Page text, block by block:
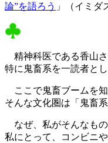
論”を語ろう 」（イミダ
精神科医である香山さ
特に鬼畜系を一読者と
ここで鬼畜ブームを知
そんな文化圏は「鬼畜
なぜ、私がそんなもの
私にとって、コンビニ